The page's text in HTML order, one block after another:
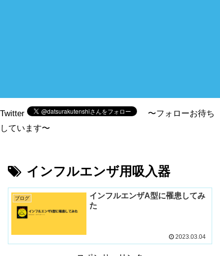
Twitter
〜フォローお待ち
しています〜
インフルエンザ用吸入器
ブログ
インフルエンザA型に罹患してみ
た
2023.03.04